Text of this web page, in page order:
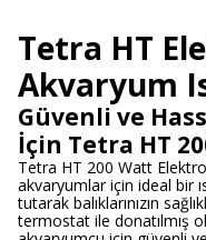
Tetra HT
Akvaryum
Güvenli ve
İçin Tetra HT
Tetra HT 200 Watt
akvaryumlar için ideal bir
tutarak balıklarınızın
termostat ile donatılmış